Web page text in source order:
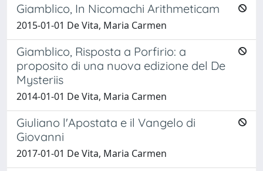
Giamblico, In Nicomachi Arithmeticam
2015-01-01 De Vita, Maria Carmen
Giamblico, Risposta a Porfirio: a
proposito di una nuova edizione del De
Mysteriis
2014-01-01 De Vita, Maria Carmen
Giuliano l'Apostata e il Vangelo di
Giovanni
2017-01-01 De Vita, Maria Carmen